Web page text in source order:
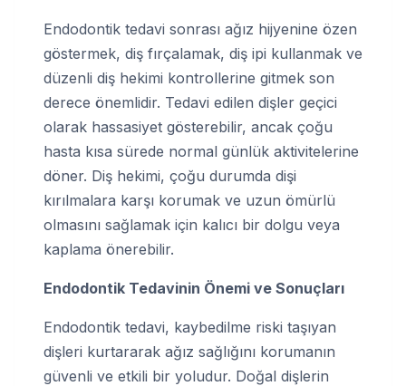
Endodontik tedavi sonrası ağız hijyenine özen
göstermek, diş fırçalamak, diş ipi kullanmak ve
düzenli diş hekimi kontrollerine gitmek son
derece önemlidir. Tedavi edilen dişler geçici
olarak hassasiyet gösterebilir, ancak çoğu
hasta kısa sürede normal günlük aktivitelerine
döner. Diş hekimi, çoğu durumda dişi
kırılmalara karşı korumak ve uzun ömürlü
olmasını sağlamak için kalıcı bir dolgu veya
kaplama önerebilir.
Endodontik Tedavinin Önemi ve Sonuçları
Endodontik tedavi, kaybedilme riski taşıyan
dişleri kurtararak ağız sağlığını korumanın
güvenli ve etkili bir yoludur. Doğal dişlerin